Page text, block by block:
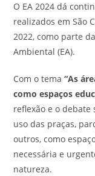
O EA 2024 dá
realizados em São
2022, como parte
Ambiental (EA).
Com o tema“As
como espaços
reflexão e o debate
uso das praças,
outros, como
necessária e
natureza.